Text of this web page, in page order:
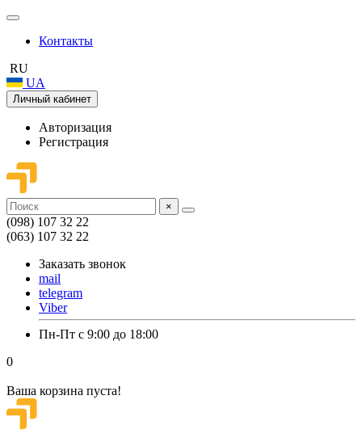
Контакты
RU
UA
Личный кабинет
Авторизация
Регистрация
×
(098) 107 32 22
(063) 107 32 22
Заказать звонок
mail
telegram
Viber
Пн-Пт с 9:00 до 18:00
0
Ваша корзина пуста!